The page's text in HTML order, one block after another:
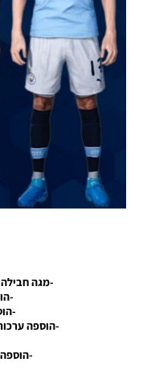
-מגה חבילה
-
-
-הוספה
-